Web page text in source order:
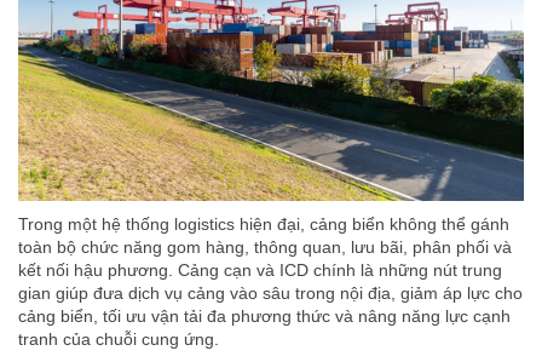
Trong một hệ thống logistics hiện đại, cảng biển không thể gánh
toàn bộ chức năng gom hàng, thông quan, lưu bãi, phân phối và
kết nối hậu phương. Cảng cạn và ICD chính là những nút trung
gian giúp đưa dịch vụ cảng vào sâu trong nội địa, giảm áp lực cho
cảng biển, tối ưu vận tải đa phương thức và nâng năng lực cạnh
tranh của chuỗi cung ứng.